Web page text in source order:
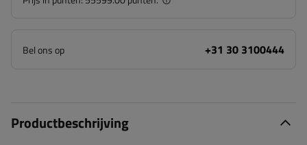
Bel ons op +31 30 3100444
Productbeschrijving